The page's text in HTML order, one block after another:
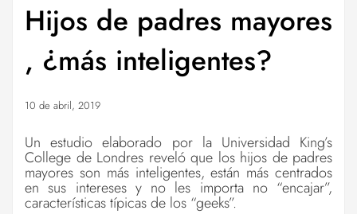
Hijos de padres mayores
, ¿más inteligentes?
10 de abril, 2019
Un estudio elaborado por la Universidad King’s
College de Londres reveló que los hijos de padres
mayores son más inteligentes, están más centrados
en sus intereses y no les importa no “encajar”,
características típicas de los “geeks”.